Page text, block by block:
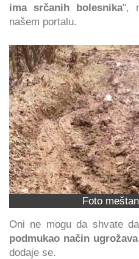
ima srčanih bolesnika",
našem portalu.
Foto
Oni ne mogu da shvate
podmukao način ugrožava
dodaje se.